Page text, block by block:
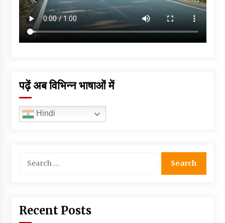
पढ़ें अब विभिन्न भाषाओं में
Hindi
for:
Recent Posts